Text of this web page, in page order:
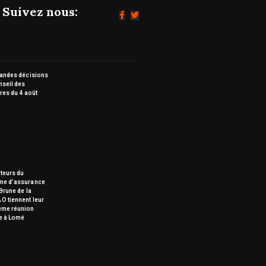
Suivez nous:
décisions
des
du 4 août
du
d’assurance
de la
tiennent leur
réunion
à Lomé